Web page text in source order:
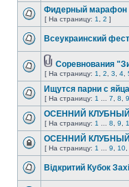
Фидерный марафон
[ На страницу: 1 2 ]
Всеукраинский
Соревнования
[ На страницу: 1 2 3 4
Ищутся парни с
[ На страницу: 1 7 8 9
ОСЕННИЙ КЛУБНЫЙ
[ На страницу: 1 8 9
ОСЕННИЙ КЛУБНЫЙ
[ На страницу: 1 9 10
Відкритий Кубок